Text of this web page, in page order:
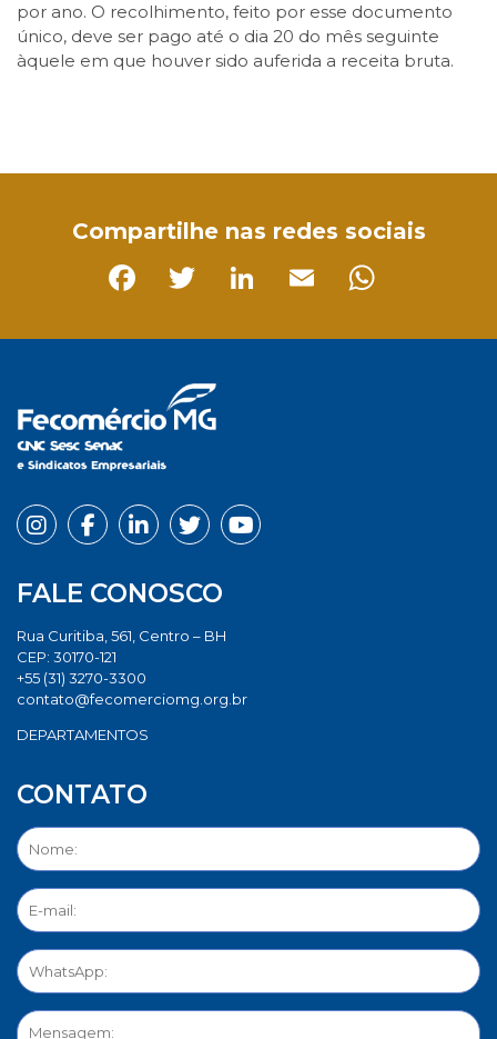
por ano. O recolhimento, feito por esse documento
único, deve ser pago até o dia 20 do mês seguinte
àquele em que houver sido auferida a receita bruta.
Compartilhe nas redes sociais
FALE CONOSCO
Rua Curitiba, 561, Centro – BH
CEP: 30170-121
+55 (31) 3270-3300
contato@fecomerciomg.org.br
DEPARTAMENTOS
CONTATO